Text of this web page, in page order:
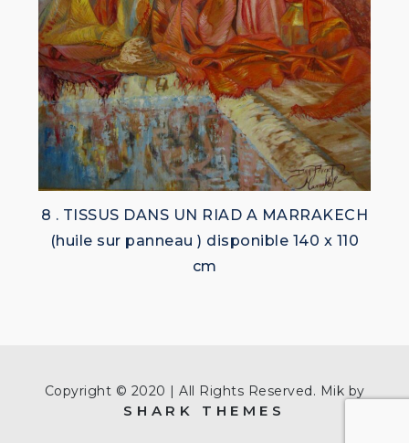
8 . TISSUS DANS UN RIAD A MARRAKECH
(huile sur panneau ) disponible 140 x 110
cm
Copyright © 2020 | All Rights Reserved. Mik by
SHARK THEMES